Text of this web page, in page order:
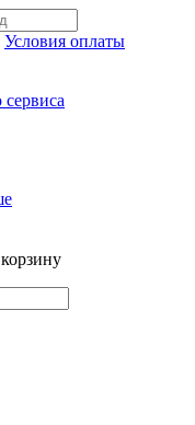
Условия оплаты